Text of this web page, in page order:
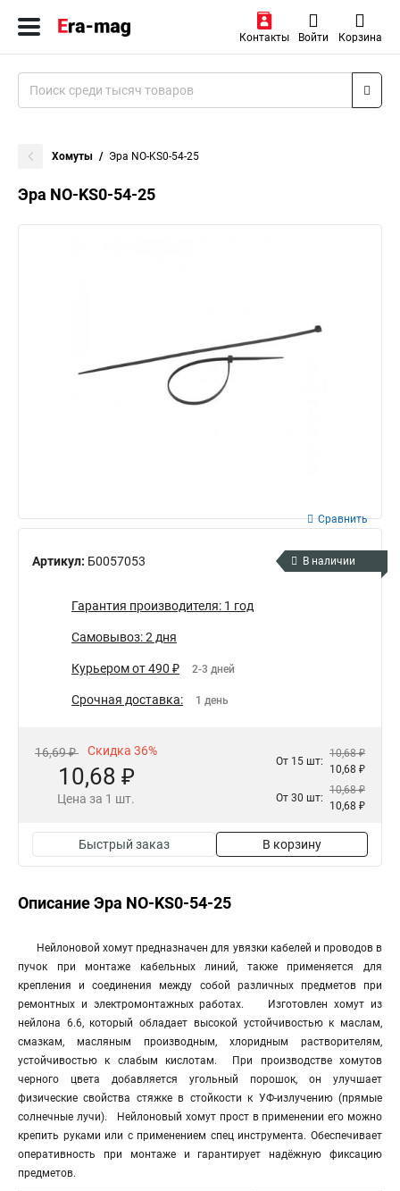
Контакты Войти Корзина
Хомуты Эра NO-KS0-54-25
Эра NO-KS0-54-25
Артикул: Б0057053
Сравнить
В наличии
Гарантия производителя: 1 год
Самовывоз: 2 дня
Курьером от 490 ₽ 2-3 дней
Срочная доставка: 1 день
16,69 ₽ Скидка 36%
10,68 ₽
Цена за 1 шт.
От 15 шт:
10,68 ₽
10,68 ₽
От 30 шт:
10,68 ₽
10,68 ₽
Быстрый заказ В корзину
Описание Эра NO-KS0-54-25
Нейлоновой хомут предназначен для увязки кабелей и проводов в
пучок при монтаже кабельных линий, также применяется для
крепления и соединения между собой различных предметов при
ремонтных и электромонтажных работах. Изготовлен хомут из
нейлона 6.6, который обладает высокой устойчивостью к маслам,
смазкам, масляным производным, хлоридным растворителям,
устойчивостью к слабым кислотам. При производстве хомутов
черного цвета добавляется угольный порошок, он улучшает
физические свойства стяжке в стойкости к УФ-излучению (прямые
солнечные лучи). Нейлоновый хомут прост в применении его можно
крепить руками или с применением спец инструмента. Обеспечивает
оперативность при монтаже и гарантирует надёжную фиксацию
предметов.